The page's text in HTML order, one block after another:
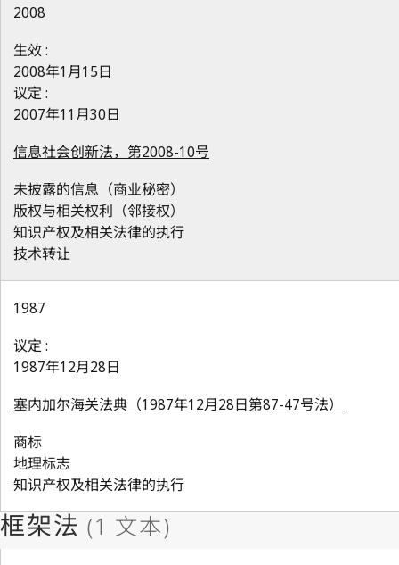
2008
生效 :
2008年1月15日
议定 :
2007年11月30日
信息社会创新法，第2008-10号
未披露的信息（商业秘密）
版权与相关权利（邻接权）
知识产权及相关法律的执行
技术转让
1987
议定 :
1987年12月28日
塞内加尔海关法典（1987年12月28日第87-47号法）
商标
地理标志
知识产权及相关法律的执行